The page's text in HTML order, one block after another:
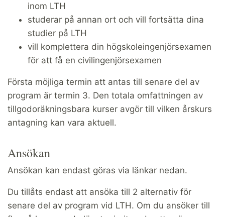
inom LTH
studerar på annan ort och vill fortsätta dina
studier på LTH
vill komplettera din högskoleingenjörsexamen
för att få en civilingenjörsexamen
Första möjliga termin att antas till senare del av
program är termin 3. Den totala omfattningen av
tillgodoräkningsbara kurser avgör till vilken årskurs
antagning kan vara aktuell.
Ansökan
Ansökan kan endast göras via länkar nedan.
Du tillåts endast att ansöka till 2 alternativ för
senare del av program vid LTH. Om du ansöker till